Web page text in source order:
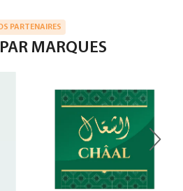
PARTENAIRES
MARQUES